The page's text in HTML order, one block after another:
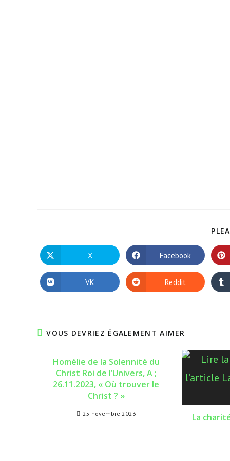
Ouvrir
dans
une
autre
fenêtre
X Ouvrir
dans
une
autre
fenêtre
Facebook
Ouvrir
dans
VK Ouvrir
dans
Reddit
VOUS DEVRIEZ ÉGALEMENT AIMER
Homélie de la Solennité du
Christ Roi de l’Univers, A ;
26.11.2023, « Où trouver le
Christ ? »
25 novembre 2023 La